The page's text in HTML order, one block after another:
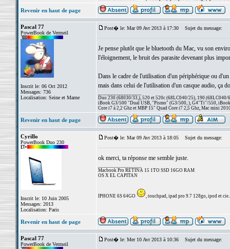
Revenir en haut de page
Pascal 77
PowerBook de Vermeil
Inscrit le: 06 Oct 2012
Messages: 736
Localisation: Seine et Marne
Post� le: Mar 09 Avr 2013 à 17:30 Sujet du message:
Je pense plutôt que le bluetooth du Mac, vu son
l'éloignement, le bruit des parasite devenant plus
Dans le cadre de l'utilisation d'un périphérique ou
mais dans celui de l'utilisation d'un casque audio, ça
Duo 230 (68030/33,), 520 et 520c (68LC040/25), 190 (68LC040/
iBook G3/500 "Dual USB, "Pismo" (G3/500, ), G4"Ti"/550,
Core i7 à 2,2 Ghz et MBP 15" Quad Core i7 2,5 Ghz, Mac mini
Revenir en haut de page
Cyrillo
PowerBook Duo 230
Inscrit le: 10 Juin 2005
Messages: 2013
Localisation: Paris
Post� le: Mar 09 Avr 2013 à 18:05 Sujet du message:
ok merci, ta réponse me semble juste.
Macbook Pro RETINA 15 1TO SSD 16GO RAM
OS X EL CAPITAN
IPHONE 6S 64GO , touchpad, ipad pro 9.7 128go, ipod et
Revenir en haut de page
Pascal 77
PowerBook de Vermeil
Post� le: Mer 10 Avr 2013 à 10:36 Sujet du message: